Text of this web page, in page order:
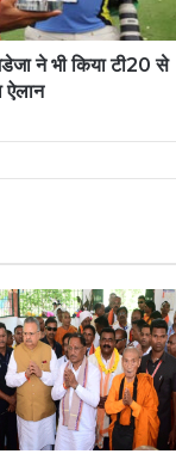
ने भी किया टी20 से
ऐलान